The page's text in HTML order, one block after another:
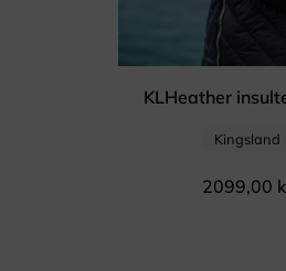
KLHeather
Kingsland
2099,00